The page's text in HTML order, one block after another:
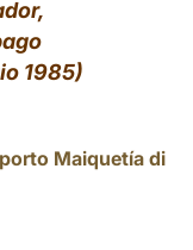
1985)
Maiquetía di